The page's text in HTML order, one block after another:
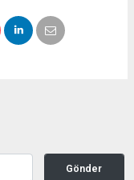
Gönder